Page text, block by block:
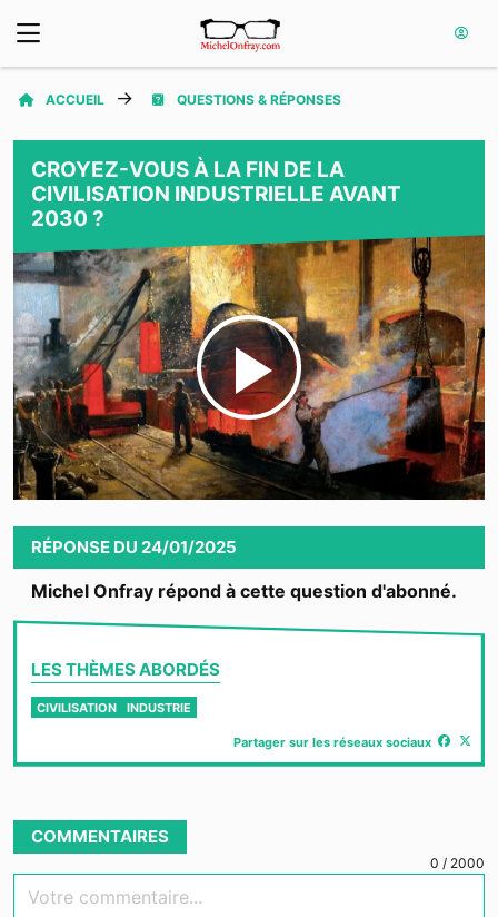
ACCUEIL QUESTIONS & RÉPONSES
CROYEZ-VOUS À LA FIN DE LA
CIVILISATION INDUSTRIELLE AVANT
2030 ?
Play
Video
RÉPONSE DU 24/01/2025
Michel Onfray répond à cette question d'abonné.
LES THÈMES ABORDÉS
CIVILISATION INDUSTRIE
Partager sur les réseaux sociaux
COMMENTAIRES
0 / 2000
Votre commentaire...